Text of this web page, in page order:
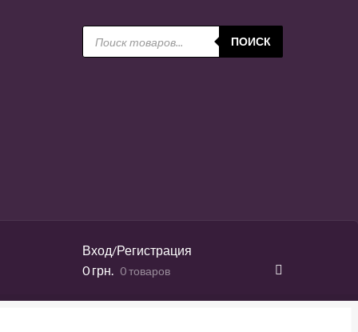
Поиск
товаров
ПОИСК
Вход/Регистрация
0грн. 0 товаров